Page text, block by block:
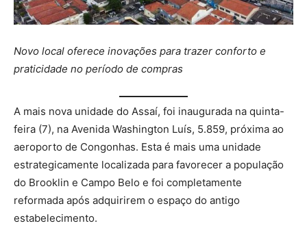
Novo local oferece inovações para trazer conforto e
praticidade no período de compras
A mais nova unidade do Assaí, foi inaugurada na quinta-
feira (7), na Avenida Washington Luís, 5.859, próxima ao
aeroporto de Congonhas. Esta é mais uma unidade
estrategicamente localizada para favorecer a população
do Brooklin e Campo Belo e foi completamente
reformada após adquirirem o espaço do antigo
estabelecimento.